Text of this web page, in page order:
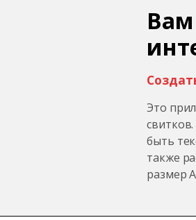
Это
быть
также
размер